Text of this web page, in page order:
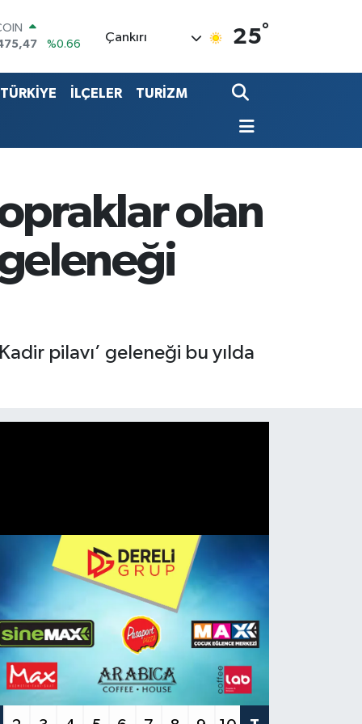
%0.05
%0.66
Çankırı 25°
TÜRKİYE İLÇELER TURİZM
olan
geleneği
pilavı’ geleneği bu yılda